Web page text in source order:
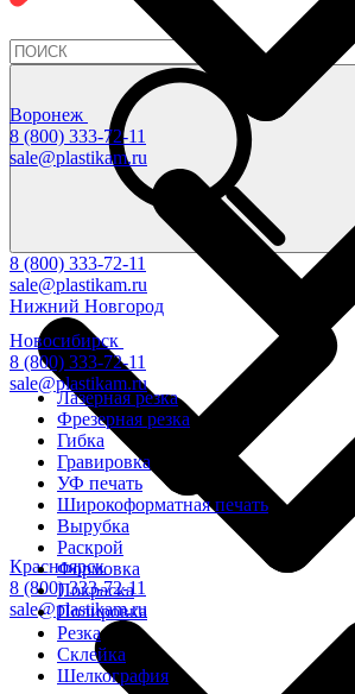
8 (800) 333-72-11
sale@plastikam.ru
Нижний Новгород
Воронеж
8 (800) 333-72-11
sale@plastikam.ru
Новосибирск
8 (800) 333-72-11
sale@plastikam.ru
Красноярск
8 (800) 333-72-11
sale@plastikam.ru
Лазерная резка
Фрезерная резка
Гибка
Гравировка
УФ печать
Широкоформатная печать
Вырубка
Раскрой
Формовка
Покраска
Полировка
Резка
Склейка
Шелкография